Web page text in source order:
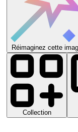
Réimaginez cette
Collection